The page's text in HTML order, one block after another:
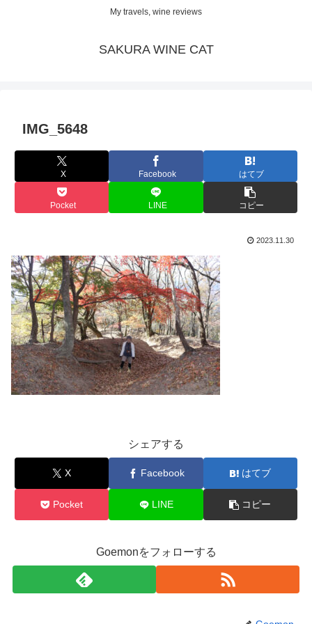
My travels, wine reviews
SAKURA WINE CAT
IMG_5648
X Facebook はてブ
Pocket LINE コピー
2023.11.30
シェアする
X Facebook はてブ
Pocket LINE コピー
Goemonをフォローする